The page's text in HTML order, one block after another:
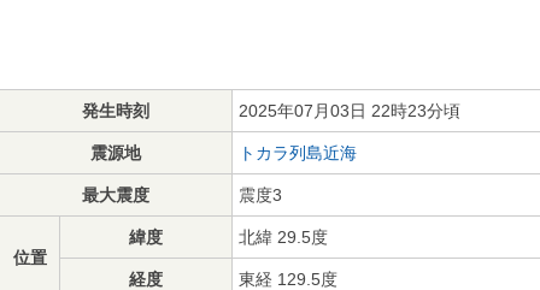
発生時刻 2025年07月03日 22時23分頃
震源地 トカラ列島近海
最大震度 震度3
位置
緯度 北緯 29.5度
経度 東経 129.5度